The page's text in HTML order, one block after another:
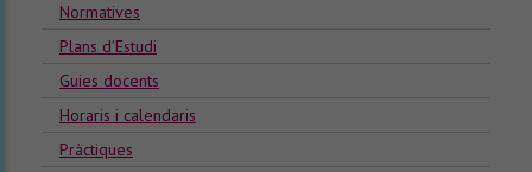
Normatives
Plans d'Estudi
Guies docents
Horaris i calendaris
Pràctiques